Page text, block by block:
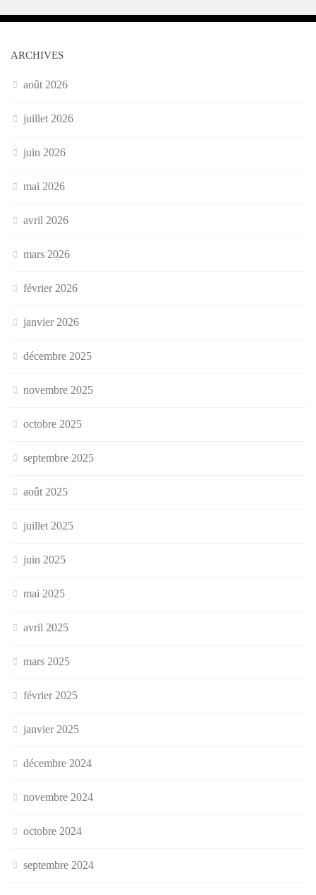
ARCHIVES
août 2026
juillet 2026
juin 2026
mai 2026
avril 2026
mars 2026
février 2026
janvier 2026
décembre 2025
novembre 2025
octobre 2025
septembre 2025
août 2025
juillet 2025
juin 2025
mai 2025
avril 2025
mars 2025
février 2025
janvier 2025
décembre 2024
novembre 2024
octobre 2024
septembre 2024